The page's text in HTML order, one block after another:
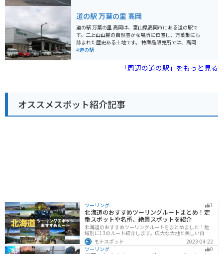
酸風呂、寝湯、サウナも完備されており、心身ともにリ
フレッシュできる癒しのスポットです。
することができます。 バイクで訪れる場合、道の駅に隣
接する海王丸パークに、無料の駐車場とバイクスタンド
が用意されています。富山湾岸をツーリングする際に
は、ぜひ立ち寄りたいスポットです。 周辺には、国の重
要文化財に指定されている旧北前船主住宅や、映画のロ
楽しむことができるでしょう。
道の駅 万葉の里 高岡
道の駅 万葉の里 高岡は、富山県高岡市にある道の駅で
す。二上山山麓の自然豊かな場所に位置し、万葉集にも
詠まれた歴史ある土地です。 特産品販売所では、高岡銅
器や漆器などの伝統工芸品、地元産の新鮮な野菜や果
ています。また、レストランでは、富山名物の氷見うど
んや白エビを使った料理などが楽しめます。 バイクで訪
ているので、休憩場所としても最適です。 周辺には、国
宝 瑞龍寺や高岡大仏など、歴史的な観光スポットも点在
しています。少し足を延ばせば、日本海側最大級の水族
#道の駅
「周辺の道の駅」をもっと見る
オススメスポット紹介記事
ツーリング 1
北海道のおすすめツーリングルートまとめ！定
番スポットや名所、絶景スポットを紹介
北海道のおすすめツーリングルートをまとめました！地
域別に13のルート紹介します。広大な大地と美しい自然
が広がり、四季折々の魅力を楽しめる観光スポットが数
多くあります。バイクで北海道にツーリングに行く際は
参考にしてください。
モトスポット
2023-04-22
ツーリング
0